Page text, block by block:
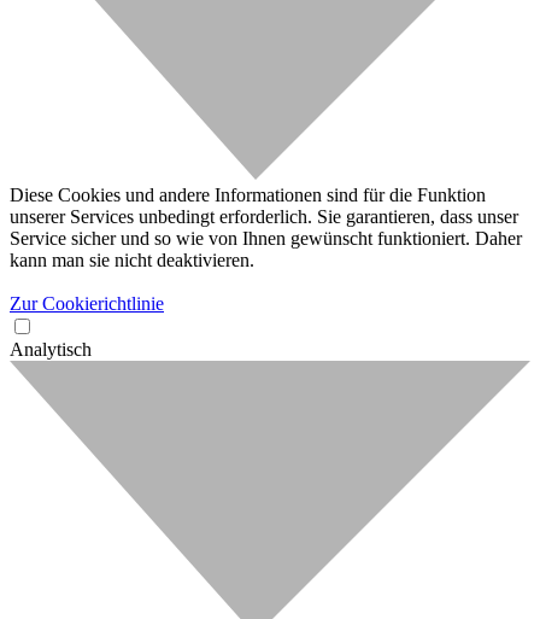
Diese Cookies und andere Informationen sind für die Funktion
unserer Services unbedingt erforderlich. Sie garantieren, dass unser
Service sicher und so wie von Ihnen gewünscht funktioniert. Daher
kann man sie nicht deaktivieren.
Zur Cookierichtlinie
Analytisch